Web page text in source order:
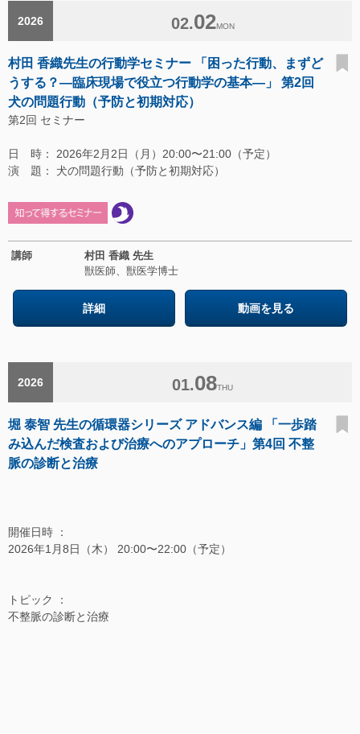
2026 02.02MON
村田 香織先生の行動学セミナー 「困った行動、まずど
うする？―臨床現場で役立つ行動学の基本―」 第2回
犬の問題行動（予防と初期対応）
第2回 セミナー
日 時： 2026年2月2日（月）20:00〜21:00（予定）
演 題： 犬の問題行動（予防と初期対応）
講師
村田 香織 先生
獣医師、獣医学博士
詳細 動画を見る
2026 01.08THU
堀 泰智 先生の循環器シリーズ アドバンス編 「一歩踏
み込んだ検査および治療へのアプローチ」第4回 不整
脈の診断と治療
開催日時 ：
2026年1月8日（木） 20:00〜22:00（予定）
トピック ：
不整脈の診断と治療